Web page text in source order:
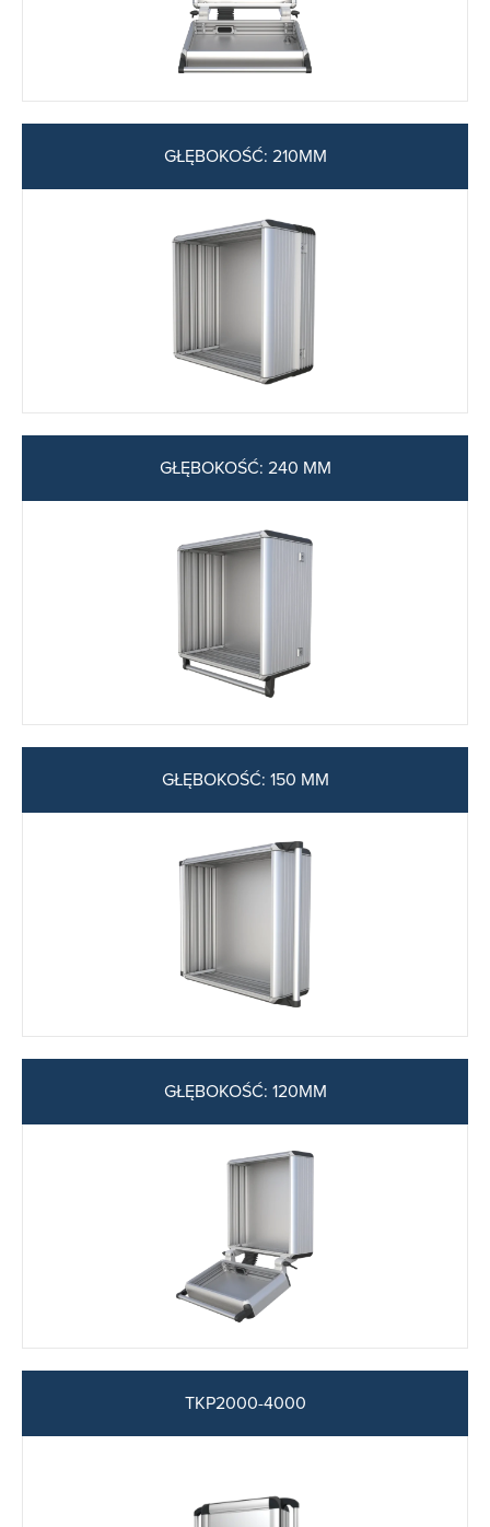
GŁĘBOKOŚĆ: 210MM
GŁĘBOKOŚĆ: 240 MM
GŁĘBOKOŚĆ: 150 MM
GŁĘBOKOŚĆ: 120MM
TKP2000-4000